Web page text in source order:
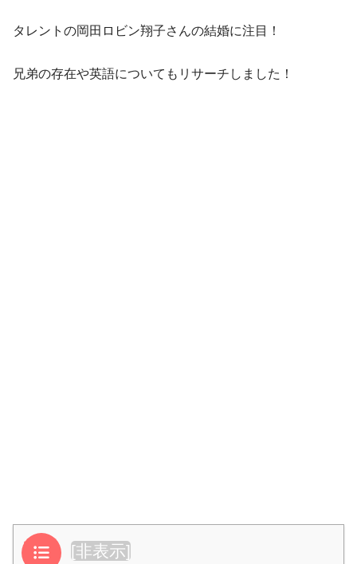
タレントの岡田ロビン翔子さんの結婚に注目！
兄弟の存在や英語についてもリサーチしました！
目次 [非表示]